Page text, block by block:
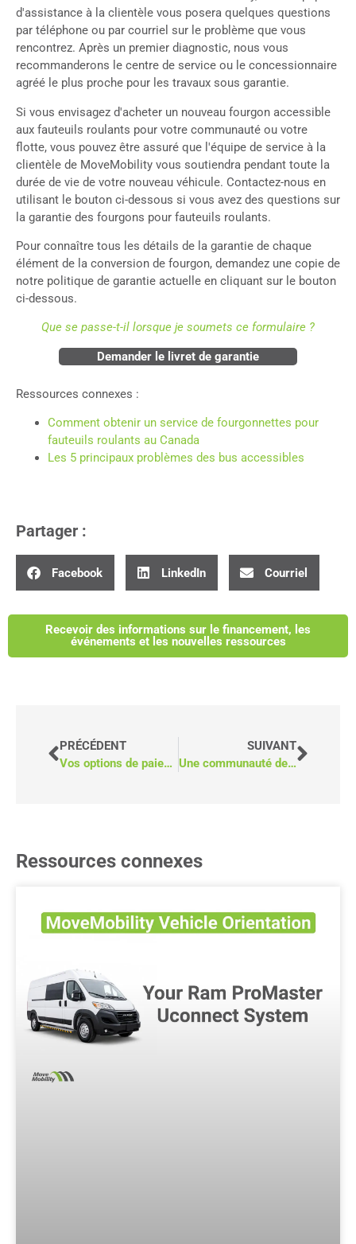
d'assistance à la clientèle vous posera quelques questions
par téléphone ou par courriel sur le problème que vous
rencontrez. Après un premier diagnostic, nous vous
recommanderons le centre de service ou le concessionnaire
agréé le plus proche pour les travaux sous garantie.
Si vous envisagez d'acheter un nouveau fourgon accessible
aux fauteuils roulants pour votre communauté ou votre
flotte, vous pouvez être assuré que l'équipe de service à la
clientèle de MoveMobility vous soutiendra pendant toute la
durée de vie de votre nouveau véhicule. Contactez-nous en
utilisant le bouton ci-dessous si vous avez des questions sur
la garantie des fourgons pour fauteuils roulants.
Pour connaître tous les détails de la garantie de chaque
élément de la conversion de fourgon, demandez une copie de
notre politique de garantie actuelle en cliquant sur le bouton
ci-dessous.
Que se passe-t-il lorsque je soumets ce formulaire ?
Demander le livret de garantie
Ressources connexes :
Comment obtenir un service de fourgonnettes pour
fauteuils roulants au Canada
Les 5 principaux problèmes des bus accessibles
Partager :
Facebook LinkedIn Courriel
Recevoir des informations sur le financement, les
événements et les nouvelles ressources
PRÉCÉDENT
Vos options de paiement avec MoveMobility
SUIVANT
Une communauté de l'Alberta transforme ses services de santé grâce à une camionnette médicale mobile
Ressources connexes